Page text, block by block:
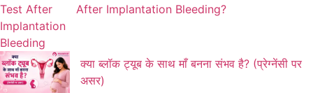
After Implantation Bleeding?
क्या ब्लॉक ट्यूब के साथ माँ बनना संभव है? (प्रेग्नेंसी पर
असर)